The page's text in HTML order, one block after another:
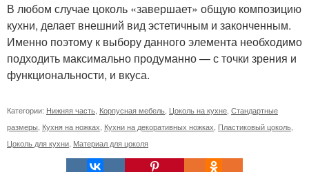
В любом случае цоколь «завершает» общую композицию
кухни, делает внешний вид эстетичным и законченным.
Именно поэтому к выбору данного элемента необходимо
подходить максимально продуманно — с точки зрения и
функциональности, и вкуса.
Категории: Нижняя часть Корпусная мебель Цоколь на кухне Стандартные
размеры Кухня на ножках Кухни на декоративных ножках Пластиковый цоколь
Цоколь для кухни Материал для цоколя